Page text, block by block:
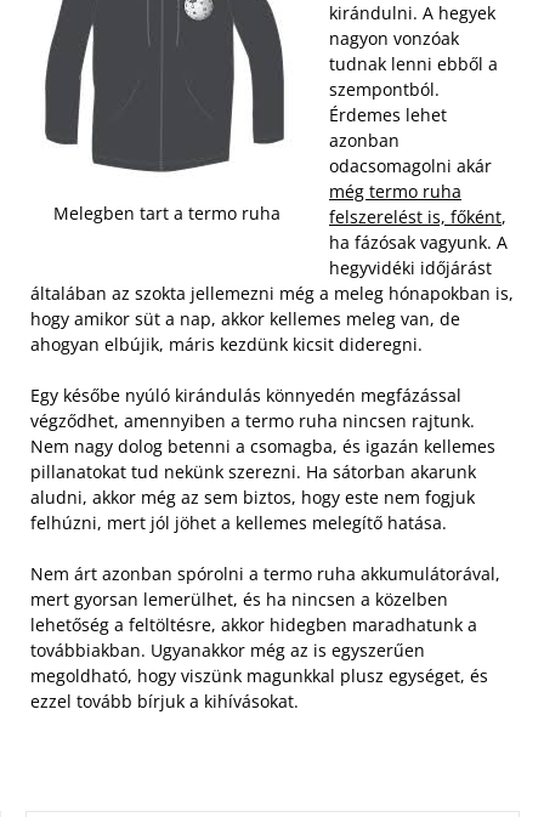
Melegben tart a termo ruha
kirándulni. A hegyek
nagyon vonzóak
tudnak lenni ebből a
szempontból.
Érdemes lehet
azonban
odacsomagolni akár
még termo ruha
felszerelést is, főként,
ha fázósak vagyunk. A
hegyvidéki időjárást
általában az szokta jellemezni még a meleg hónapokban is,
hogy amikor süt a nap, akkor kellemes meleg van, de
ahogyan elbújik, máris kezdünk kicsit dideregni.
Egy későbe nyúló kirándulás könnyedén megfázással
végződhet, amennyiben a termo ruha nincsen rajtunk.
Nem nagy dolog betenni a csomagba, és igazán kellemes
pillanatokat tud nekünk szerezni. Ha sátorban akarunk
aludni, akkor még az sem biztos, hogy este nem fogjuk
felhúzni, mert jól jöhet a kellemes melegítő hatása.
Nem árt azonban spórolni a termo ruha akkumulátorával,
mert gyorsan lemerülhet, és ha nincsen a közelben
lehetőség a feltöltésre, akkor hidegben maradhatunk a
továbbiakban. Ugyanakkor még az is egyszerűen
megoldható, hogy viszünk magunkkal plusz egységet, és
ezzel tovább bírjuk a kihívásokat.